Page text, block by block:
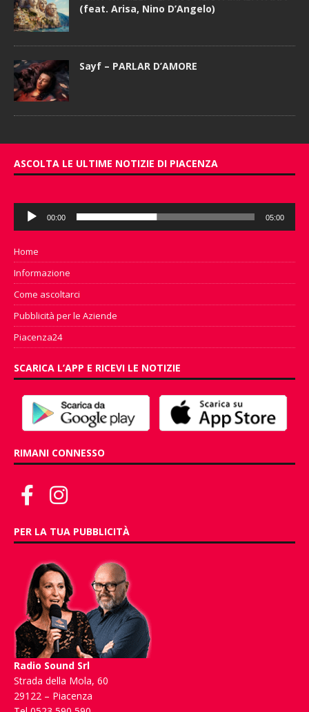
(feat. Arisa, Nino D’Angelo)
Sayf – PARLAR D’AMORE
ASCOLTA LE ULTIME NOTIZIE DI PIACENZA
Audio
Player
00:00 05:00
Home
Informazione
Come ascoltarci
Pubblicità per le Aziende
Piacenza24
SCARICA L’APP E RICEVI LE NOTIZIE
RIMANI CONNESSO
PER LA TUA PUBBLICITÀ
Radio Sound Srl
Strada della Mola, 60
29122 – Piacenza